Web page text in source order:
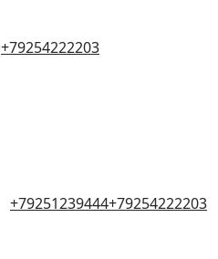
+79254222203
+79251239444+79254222203